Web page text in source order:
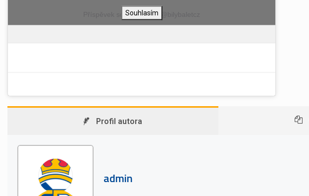
Příspěvek sdílel uživatel @bilybaletcz
Souhlasím
Profil autora
admin